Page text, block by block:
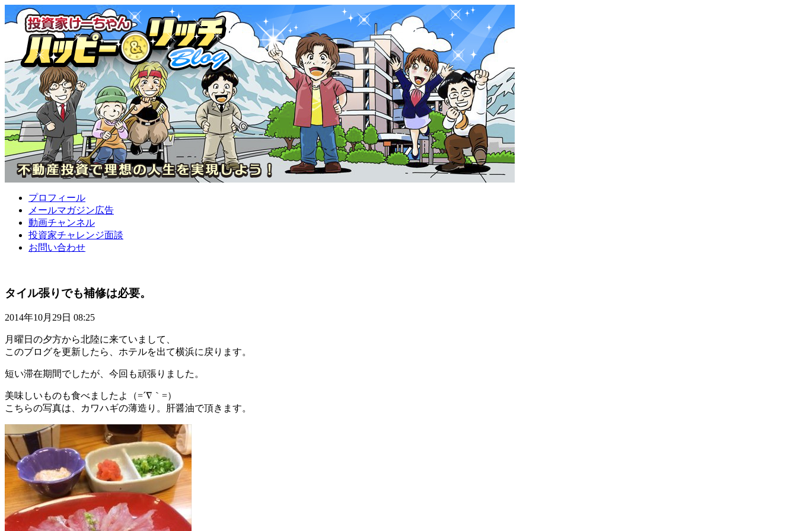
プロフィール
メールマガジン広告
動画チャンネル
投資家チャレンジ面談
お問い合わせ
タイル張りでも補修は必要。
2014年10月29日 08:25
月曜日の夕方から北陸に来ていまして、
このブログを更新したら、ホテルを出て横浜に戻ります。
短い滞在期間でしたが、今回も頑張りました。
美味しいものも食べましたよ（=´∇｀=）
こちらの写真は、カワハギの薄造り。肝醤油で頂きます。